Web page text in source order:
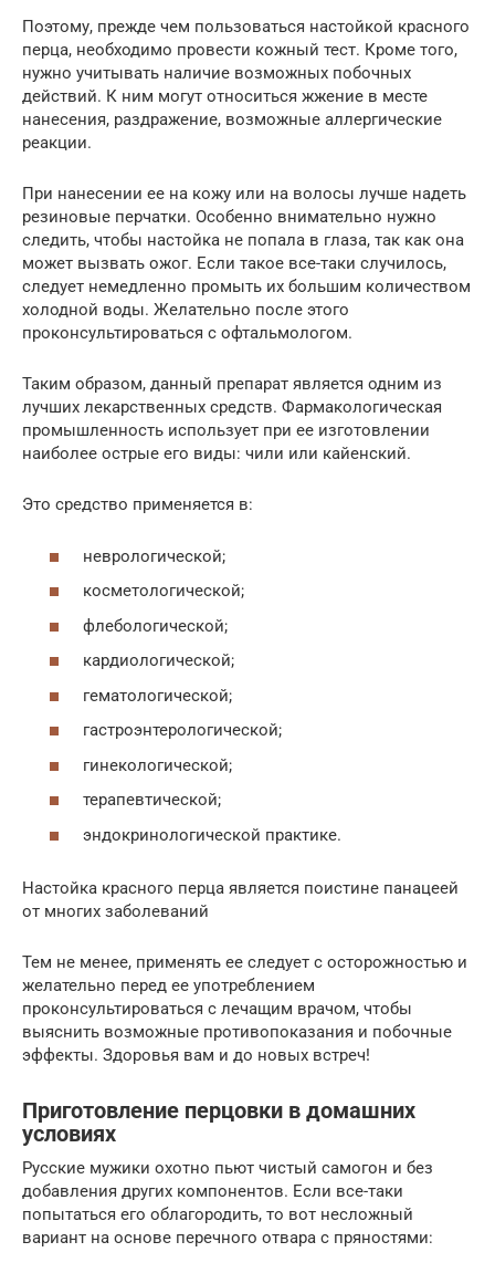
Поэтому, прежде чем пользоваться настойкой красного
перца, необходимо провести кожный тест. Кроме того,
нужно учитывать наличие возможных побочных
действий. К ним могут относиться жжение в месте
нанесения, раздражение, возможные аллергические
реакции.
При нанесении ее на кожу или на волосы лучше надеть
резиновые перчатки. Особенно внимательно нужно
следить, чтобы настойка не попала в глаза, так как она
может вызвать ожог. Если такое все-таки случилось,
следует немедленно промыть их большим количеством
холодной воды. Желательно после этого
проконсультироваться с офтальмологом.
Таким образом, данный препарат является одним из
лучших лекарственных средств. Фармакологическая
промышленность использует при ее изготовлении
наиболее острые его виды: чили или кайенский.
Это средство применяется в:
неврологической;
косметологической;
флебологической;
кардиологической;
гематологической;
гастроэнтерологической;
гинекологической;
терапевтической;
эндокринологической практике.
Настойка красного перца является поистине панацеей
от многих заболеваний
Тем не менее, применять ее следует с осторожностью и
желательно перед ее употреблением
проконсультироваться с лечащим врачом, чтобы
выяснить возможные противопоказания и побочные
эффекты. Здоровья вам и до новых встреч!
Приготовление перцовки в домашних
условиях
Русские мужики охотно пьют чистый самогон и без
добавления других компонентов. Если все-таки
попытаться его облагородить, то вот несложный
вариант на основе перечного отвара с пряностями: